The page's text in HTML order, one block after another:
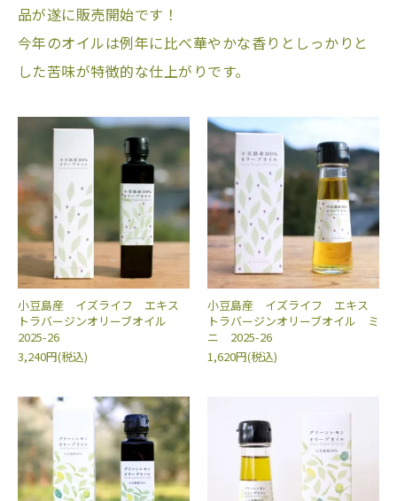
品が遂に販売開始です！
今年のオイルは例年に比べ華やかな香りとしっかりと
した苦味が特徴的な仕上がりです。
小豆島産 イズライフ エキス
トラバージンオリーブオイル
2025-26
3,240円(税込)
小豆島産 イズライフ エキス
トラバージンオリーブオイル ミ
ニ 2025-26
1,620円(税込)